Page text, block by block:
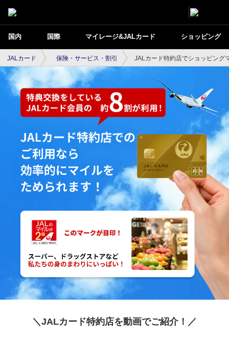
国内 国際 マイレージ&JALカード ショッピング
JALカード 保険・サービス・割引 JALカード特約店でショッピング
＼JALカード特約店を動画でご紹介！／